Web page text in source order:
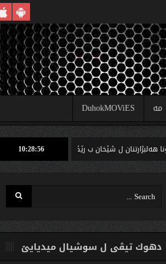
مە DuhokMOViES
ل شێخان ب رێكا دهوك تیڤى داخوازێ ژ
10:28:57
دهوك تیڤی ل سوشیال ميديایێ